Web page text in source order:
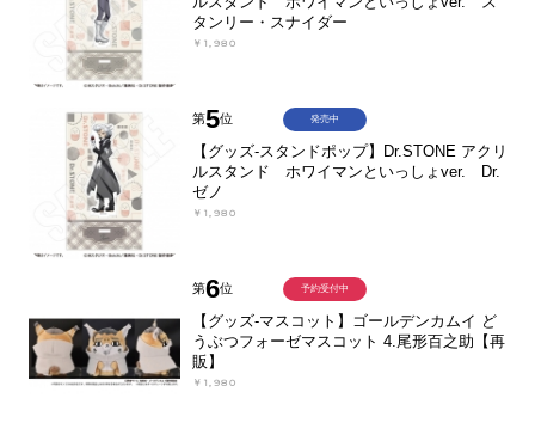
タンリー・スナイダー
￥1,980
第5位
【グッズ-スタンドポップ】Dr.STONE アクリ
ルスタンド ホワイマンといっしょver. Dr.
ゼノ
￥1,980
発売中
第6位
【グッズ-マスコット】ゴールデンカムイ ど
うぶつフォーゼマスコット 4.尾形百之助【再
販】
￥1,980
予約受付中